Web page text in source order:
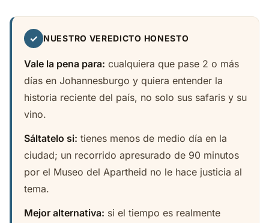
✓ NUESTRO VEREDICTO HONESTO
Vale la pena para: cualquiera que pase 2 o más
días en Johannesburgo y quiera entender la
historia reciente del país, no solo sus safaris y su
vino.
Sáltatelo si: tienes menos de medio día en la
ciudad; un recorrido apresurado de 90 minutos
por el Museo del Apartheid no le hace justicia al
tema.
Mejor alternativa: si el tiempo es realmente